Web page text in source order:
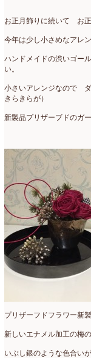
お正月飾りに続いて お正
今年は少し小さめなアレン
ハンドメイドの渋いゴー
い。
小さいアレンジなので
きらきらが）
新製品プリザーブドのガ
プリザーフドフラワー新
新しいエナメル加工の梅
いぶし銀のような色合いが